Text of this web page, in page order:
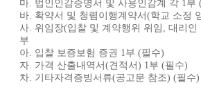
마. 법인인감증명서 및 사용인감계 각 1부
바. 확약서 및 청렴이행계약서(학교 소정
사. 위임장(입찰 및 계약행위 위임, 대리인
부
아. 입찰 보증보험 증권 1부 (필수)
자. 가격 산출내역서(견적서) 1부 (필수)
차. 기타자격증빙서류(공고문 참조) (필수)